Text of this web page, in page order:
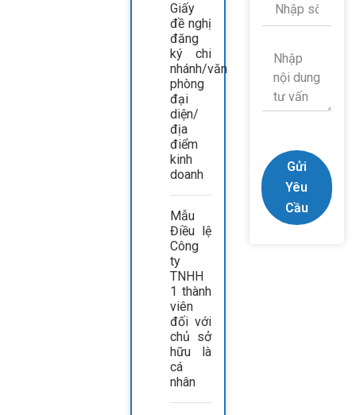
Giấy
đề nghị
đăng
ký chi
nhánh/văn
phòng
đại
diện/
địa
điểm
kinh
doanh
Mẫu
Điều lệ
Công
ty
TNHH
1 thành
viên
đối với
chủ sở
hữu là
cá
nhân
Gửi
Yêu
Cầu